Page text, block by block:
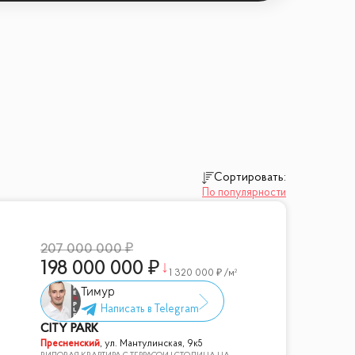
свою мечту о комфортной жизни в
Сортировать:
По популярности
207 000 000
198 000 000 1 320 000 /м²
Тимур
CITY PARK
Пресненский, ул. Мантулинская, 9к5